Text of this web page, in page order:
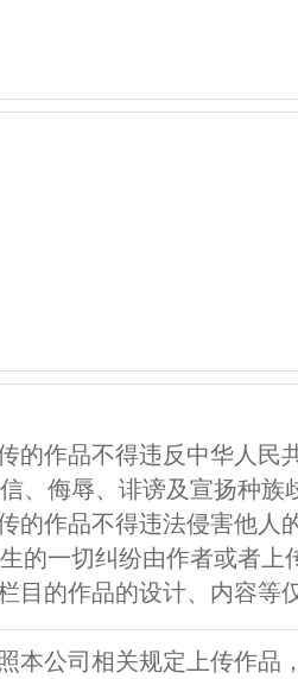
的作品不得违反中华人民
、侮辱、诽谤及宣扬种族
的作品不得违法侵害他人
的一切纠纷由作者或者上
目的作品的设计、内容等
本公司相关规定上传作品